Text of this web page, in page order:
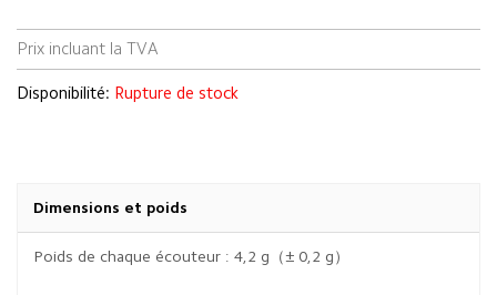
Prix incluant la TVA
Disponibilité: Rupture de stock
Dimensions et poids
Poids de chaque écouteur : 4,2 g（± 0,2 g）